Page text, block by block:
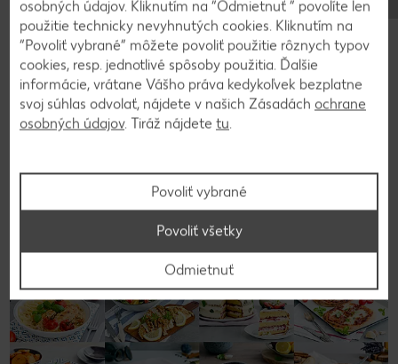
papierom. Posypeme škoricou, cukrom a
podávame.
Späť na prehľad
osobných údajov. Kliknutím na “Odmietnuť ” povolíte len
použitie technicky nevyhnutých cookies. Kliknutím na
“Povoliť vybrané” môžete povoliť použitie rôznych typov
cookies, resp. jednotlivé spôsoby použitia. Ďalšie
informácie, vrátane Vášho práva kedykoľvek bezplatne
svoj súhlas odvolať, nájdete v našich Zásadách ochrane
osobných údajov. Tiráž nájdete tu.
Povoliť vybrané
Odmietnuť
Povoliť všetky